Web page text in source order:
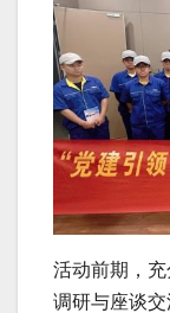
活动前期，
调研与座谈